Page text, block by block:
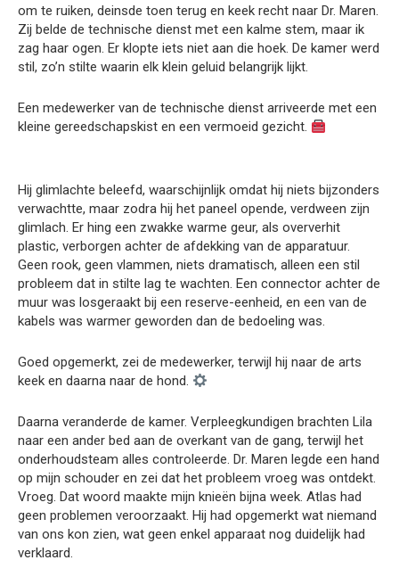
om te ruiken, deinsde toen terug en keek recht naar Dr. Maren.
Zij belde de technische dienst met een kalme stem, maar ik
zag haar ogen. Er klopte iets niet aan die hoek. De kamer werd
stil, zo’n stilte waarin elk klein geluid belangrijk lijkt.
Een medewerker van de technische dienst arriveerde met een
kleine gereedschapskist en een vermoeid gezicht.
Hij glimlachte beleefd, waarschijnlijk omdat hij niets bijzonders
verwachtte, maar zodra hij het paneel opende, verdween zijn
glimlach. Er hing een zwakke warme geur, als oververhit
plastic, verborgen achter de afdekking van de apparatuur.
Geen rook, geen vlammen, niets dramatisch, alleen een stil
probleem dat in stilte lag te wachten. Een connector achter de
muur was losgeraakt bij een reserve-eenheid, en een van de
kabels was warmer geworden dan de bedoeling was.
Goed opgemerkt, zei de medewerker, terwijl hij naar de arts
keek en daarna naar de hond.
Daarna veranderde de kamer. Verpleegkundigen brachten Lila
naar een ander bed aan de overkant van de gang, terwijl het
onderhoudsteam alles controleerde. Dr. Maren legde een hand
op mijn schouder en zei dat het probleem vroeg was ontdekt.
Vroeg. Dat woord maakte mijn knieën bijna week. Atlas had
geen problemen veroorzaakt. Hij had opgemerkt wat niemand
van ons kon zien, wat geen enkel apparaat nog duidelijk had
verklaard.